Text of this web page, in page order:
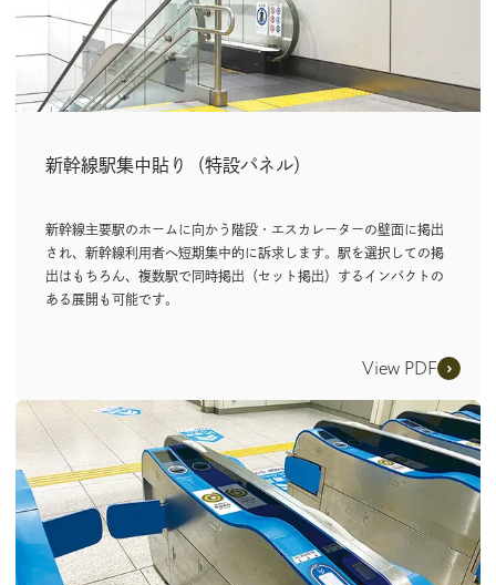
新幹線駅集中貼り（特設パネル）
新幹線主要駅のホームに向かう階段・エスカレーターの壁面に掲出
され、新幹線利用者へ短期集中的に訴求します。駅を選択しての掲
出はもちろん、複数駅で同時掲出（セット掲出）するインパクトの
ある展開も可能です。
View PDF